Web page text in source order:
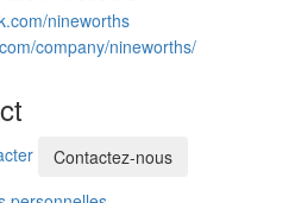
Contactez-nous